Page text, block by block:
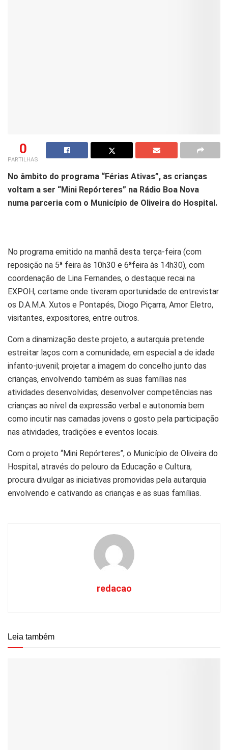
0
PARTILHAS
No âmbito do programa “Férias Ativas”, as crianças
voltam a ser “Mini Repórteres” na Rádio Boa Nova
numa parceria com o Município de Oliveira do Hospital.
No programa emitido na manhã desta terça-feira (com
reposição na 5ª feira às 10h30 e 6ªfeira às 14h30), com
coordenação de Lina Fernandes, o destaque recai na
EXPOH, certame onde tiveram oportunidade de entrevistar
os D.A.M.A. Xutos e Pontapés, Diogo Piçarra, Amor Eletro,
visitantes, expositores, entre outros.
Com a dinamização deste projeto, a autarquia pretende
estreitar laços com a comunidade, em especial a de idade
infanto-juvenil; projetar a imagem do concelho junto das
crianças, envolvendo também as suas famílias nas
atividades desenvolvidas; desenvolver competências nas
crianças ao nível da expressão verbal e autonomia bem
como incutir nas camadas jovens o gosto pela participação
nas atividades, tradições e eventos locais.
Com o projeto “Mini Repórteres”, o Município de Oliveira do
Hospital, através do pelouro da Educação e Cultura,
procura divulgar as iniciativas promovidas pela autarquia
envolvendo e cativando as crianças e as suas famílias.
redacao
Leia também